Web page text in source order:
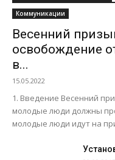
Коммуникации
Весенний
освобождение
в...
15.05.2022
1. Введение Весенний
молодые люди должны
молодые люди идут на